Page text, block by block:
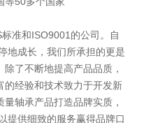
准和ISO9001的公司。自
地成长，我们所承担的更是
了不断地提高产品品质，
的经验和技术致力于开发新
轴承产品打造品牌实质，
提供细致的服务赢得品牌口